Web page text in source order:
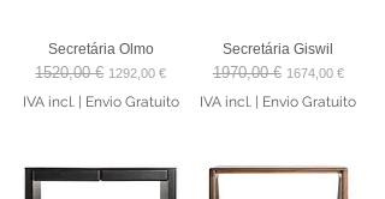
Secretária Olmo
Preço normal
1520,00 € Preço promocional
1292,00 €
IVA incl.| Envio Gratuito
Secretária Giswil
Preço normal
1970,00 € Preço
1674,00 €
IVA incl. | Envio Gratuito